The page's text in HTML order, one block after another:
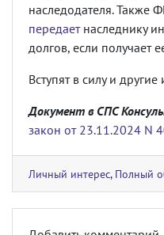
наследодателя. Также
передаетнаследнику
долгов, если получает
Вступят в силу и
Документ в СПС
закон от 23.11.2024 N
Личный интерес, Полный